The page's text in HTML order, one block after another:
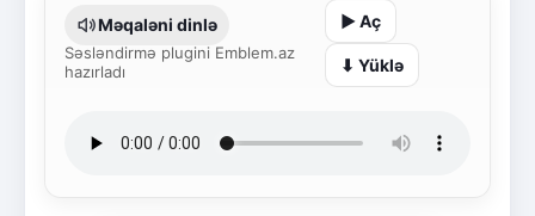
Məqaləni dinlə
Səsləndirmə plugini Emblem.az
hazırladı
▶ Aç
⬇ Yüklə